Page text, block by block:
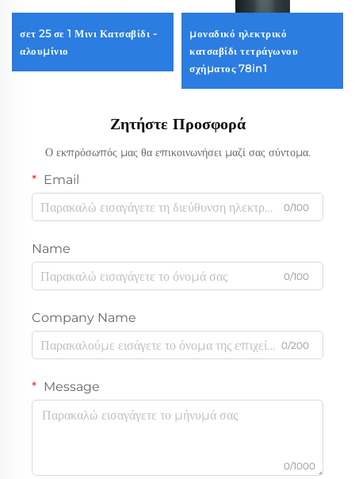
σετ 25 σε 1 Μινι Κατσαβίδι -
αλουμίνιο
μοναδικό ηλεκτρικό
κατσαβίδι τετράγωνου
σχήματος 78in1
Ζητήστε Προσφορά
Ο εκπρόσωπός μας θα επικοινωνήσει μαζί σας σύντομα.
Email
0/100
Name
0/100
Company Name
0/200
Message
0/1000